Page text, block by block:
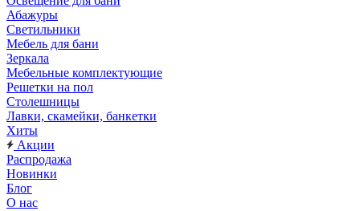
Абажуры
Светильники
Мебель для бани
Зеркала
Мебельные комплектующие
Решетки на пол
Столешницы
Лавки, скамейки, банкетки
Хиты
Акции
Распродажа
Новинки
Блог
О нас